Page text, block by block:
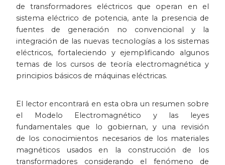
Lenguas
Literatura
Matemáticas
Medioambiente
Música
de transformadores eléctricos que operan en el
sistema eléctrico de potencia, ante la presencia de
fuentes de generación no convencional y la
integración de las nuevas tecnologías a los sistemas
eléctricos, fortaleciendo y ejemplificando algunos
temas de los cursos de teoría electromagnética y
principios básicos de máquinas eléctricas.
El lector encontrará en esta obra un resumen sobre
el Modelo Electromagnético y las leyes
fundamentales que lo gobiernan, y una revisión
de los conocimientos necesarios de los materiales
magnéticos usados en la construcción de los
transformadores considerando el fenómeno de